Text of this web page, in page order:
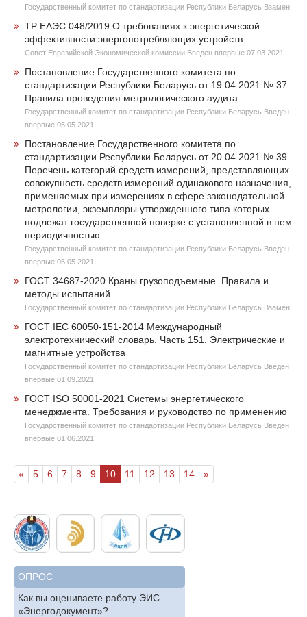
Государственный комитет по стандартизации Республики Беларусь Взамен
ТР ЕАЭС 048/2019 О требованиях к энергетической
эффективности энергопотребляющих устройств
Совет Евразийской Экономической комиссии Введен впервые 07.03.2021
Постановление Государственного комитета по
стандартизации Республики Беларусь от 19.04.2021 № 37
Правила проведения метрологического аудита
Государственный комитет по стандартизации Республики Беларусь Введен
впервые 05.05.2021
Постановление Государственного комитета по
стандартизации Республики Беларусь от 20.04.2021 № 39
Перечень категорий средств измерений, представляющих
совокупность средств измерений одинакового назначения,
применяемых при измерениях в сфере законодательной
метрологии, экземпляры утвержденного типа которых
подлежат государственной поверке с установленной в нем
периодичностью
Государственный комитет по стандартизации Республики Беларусь Введен
впервые 05.05.2021
ГОСТ 34687-2020 Краны грузоподъемные. Правила и
методы испытаний
Государственный комитет по стандартизации Республики Беларусь Взамен
ГОСТ IEC 60050-151-2014 Международный
электротехнический словарь. Часть 151. Электрические и
магнитные устройства
Государственный комитет по стандартизации Республики Беларусь Введен
впервые 01.09.2021
ГОСТ ISO 50001-2021 Системы энергетического
менеджмента. Требования и руководство по применению
Государственный комитет по стандартизации Республики Беларусь Введен
впервые 01.06.2021
« 5 6 7 8 9 10 11 12 13 14 »
ОПРОС
Как вы оцениваете работу ЭИС
«Энергодокумент»?